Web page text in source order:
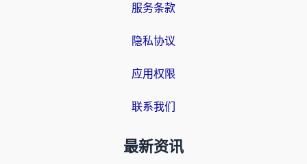
服务条款
隐私协议
应用权限
联系我们
最新资讯